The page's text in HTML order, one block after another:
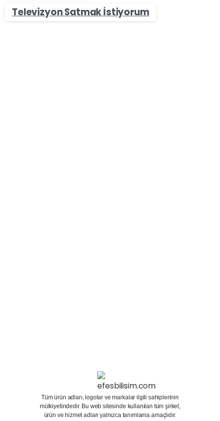
Televizyon Satmak İstiyorum
Tüm ürün adları, logolar ve markalar ilgili sahiplerinin
mülkiyetindedir. Bu web sitesinde kullanılan tüm şirket,
ürün ve hizmet adları yalnızca tanımlama amaçlıdır.